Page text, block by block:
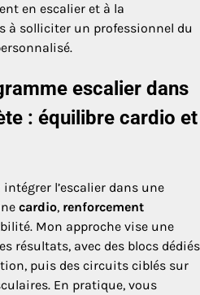
en escalier et à la
à solliciter un professionnel du
escalier dans
: équilibre cardio et
l’escalier dans une
cardio, renforcement
Mon approche vise une
résultats, avec des blocs dédiés
puis des circuits ciblés sur
En pratique, vous